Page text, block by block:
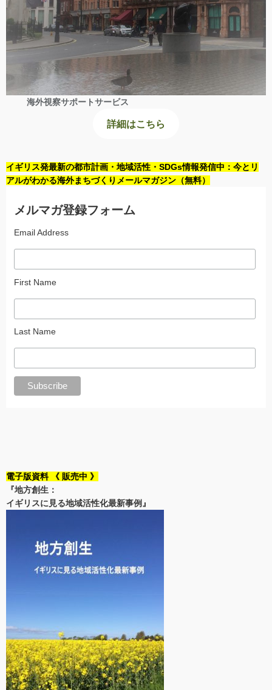
海外視察サポートサービス
詳細はこちら
イギリス発最新の都市計画・地域活性・SDGs情報発信中：今とリ
アルがわかる海外まちづくりメールマガジン（無料）
メルマガ登録フォーム
Email Address
First Name
Last Name
電子版資料 《 販売中 》
『地方創生：
イギリスに見る地域活性化最新事例』